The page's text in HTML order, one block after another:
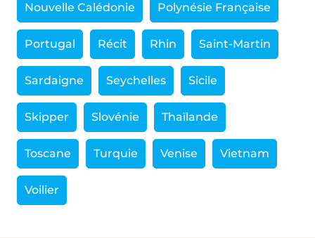
Nouvelle Calédonie Polynésie Française
Portugal Récit Rhin Saint-Martin
Sardaigne Seychelles Sicile
Skipper Slovénie Thaïlande
Toscane Turquie Venise Vietnam
Voilier